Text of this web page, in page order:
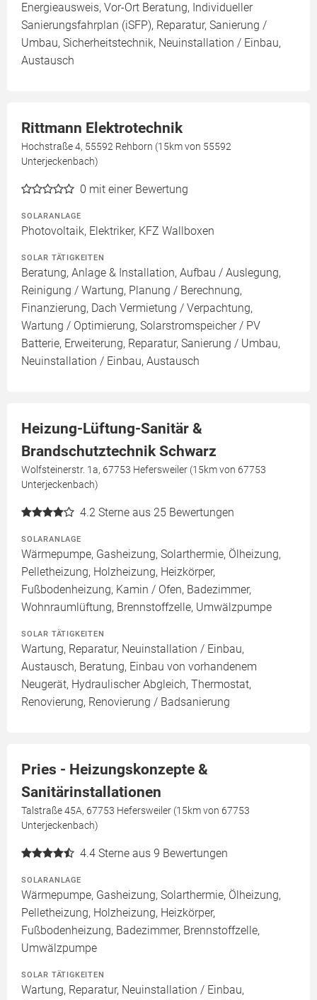
Energieausweis, Vor-Ort Beratung, Individueller
Sanierungsfahrplan (iSFP), Reparatur, Sanierung /
Umbau, Sicherheitstechnik, Neuinstallation / Einbau,
Austausch
Rittmann Elektrotechnik
Hochstraße 4, 55592 Rehborn (15km von 55592
Unterjeckenbach)
0 mit einer Bewertung
SOLARANLAGE
Photovoltaik, Elektriker, KFZ Wallboxen
SOLAR TÄTIGKEITEN
Beratung, Anlage & Installation, Aufbau / Auslegung,
Reinigung / Wartung, Planung / Berechnung,
Finanzierung, Dach Vermietung / Verpachtung,
Wartung / Optimierung, Solarstromspeicher / PV
Batterie, Erweiterung, Reparatur, Sanierung / Umbau,
Neuinstallation / Einbau, Austausch
Heizung-Lüftung-Sanitär &
Brandschutztechnik Schwarz
Wolfsteinerstr. 1a, 67753 Hefersweiler (15km von 67753
Unterjeckenbach)
4.2 Sterne aus 25 Bewertungen
SOLARANLAGE
Wärmepumpe, Gasheizung, Solarthermie, Ölheizung,
Pelletheizung, Holzheizung, Heizkörper,
Fußbodenheizung, Kamin / Ofen, Badezimmer,
Wohnraumlüftung, Brennstoffzelle, Umwälzpumpe
SOLAR TÄTIGKEITEN
Wartung, Reparatur, Neuinstallation / Einbau,
Austausch, Beratung, Einbau von vorhandenem
Neugerät, Hydraulischer Abgleich, Thermostat,
Renovierung, Renovierung / Badsanierung
Pries - Heizungskonzepte &
Sanitärinstallationen
Talstraße 45A, 67753 Hefersweiler (15km von 67753
Unterjeckenbach)
4.4 Sterne aus 9 Bewertungen
SOLARANLAGE
Wärmepumpe, Gasheizung, Solarthermie, Ölheizung,
Pelletheizung, Holzheizung, Heizkörper,
Fußbodenheizung, Badezimmer, Brennstoffzelle,
Umwälzpumpe
SOLAR TÄTIGKEITEN
Wartung, Reparatur, Neuinstallation / Einbau,